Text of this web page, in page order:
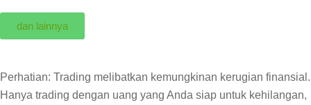
dan lainnya
Perhatian: Trading melibatkan kemungkinan kerugian finansial.
Hanya trading dengan uang yang Anda siap untuk kehilangan,